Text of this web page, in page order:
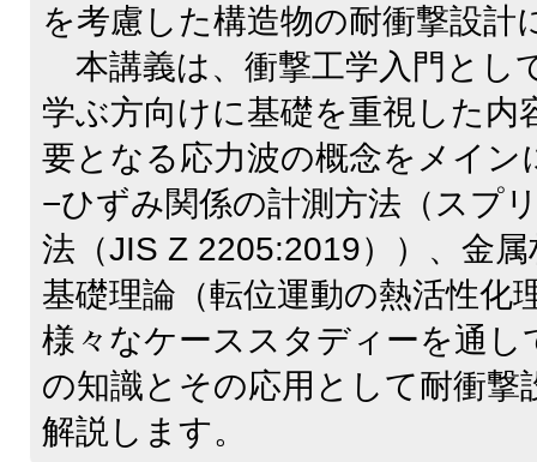
を考慮した構造物の耐衝撃設計
本講義は、衝撃工学入門とし
学ぶ方向けに基礎を重視した内
要となる応力波の概念をメイン
−ひずみ関係の計測方法（スプ
法（JIS Z 2205:2019））、金
基礎理論（転位運動の熱活性化
様々なケーススタディーを通し
の知識とその応用として耐衝撃
解説します。